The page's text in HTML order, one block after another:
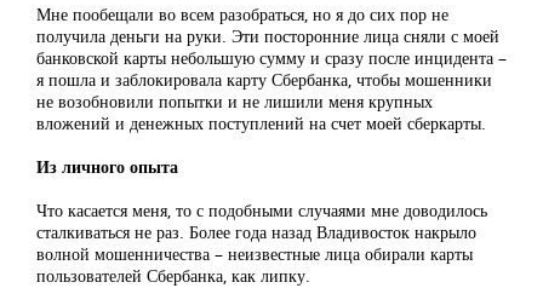
Мне пообещали во всем разобраться, но я до сих пор не
получила деньги на руки. Эти посторонние лица сняли с моей
банковской карты небольшую сумму и сразу после инцидента –
я пошла и заблокировала карту Сбербанка, чтобы мошенники
не возобновили попытки и не лишили меня крупных
вложений и денежных поступлений на счет моей сберкарты.
Из личного опыта
Что касается меня, то с подобными случаями мне доводилось
сталкиваться не раз. Более года назад Владивосток накрыло
волной мошенничества – неизвестные лица обирали карты
пользователей Сбербанка, как липку.